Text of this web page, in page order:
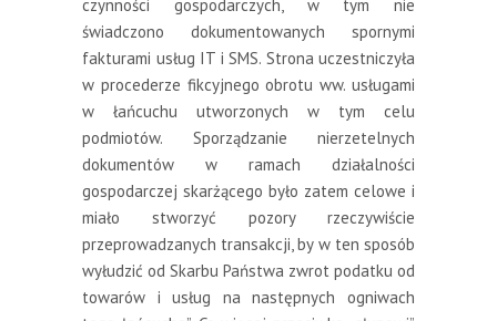
czynności gospodarczych, w tym nie
świadczono dokumentowanych spornymi
fakturami usług IT i SMS. Strona uczestniczyła
w procederze fikcyjnego obrotu ww. usługami
w łańcuchu utworzonych w tym celu
podmiotów. Sporządzanie nierzetelnych
dokumentów w ramach działalności
gospodarczej skarżącego było zatem celowe i
miało stworzyć pozory rzeczywiście
przeprowadzanych transakcji, by w ten sposób
wyłudzić od Skarbu Państwa zwrot podatku od
towarów i usług na następnych ogniwach